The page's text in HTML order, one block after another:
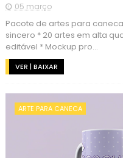
05 março
Pacote de artes para
sincero * 20 artes em alta
editável * Mockup pro...
VER | BAIXAR
ARTE PARA CANECA